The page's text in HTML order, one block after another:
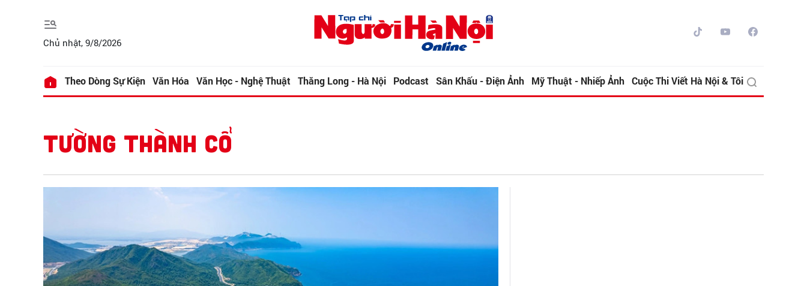
Chủ nhật, 9/8/2026
Theo Dòng Sự Kiện Văn Hóa Văn Học - Nghệ Thuật Thăng Long - Hà Nội Podcast Sân Khấu - Điện Ảnh Mỹ Thuật - Nhiếp Ảnh Cuộc Thi Viết Hà Nội & Tôi
TƯỜNG THÀNH CỔ